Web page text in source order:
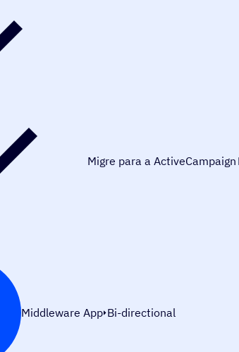
Migre para a ActiveCampaign
Middleware App Bi-directional